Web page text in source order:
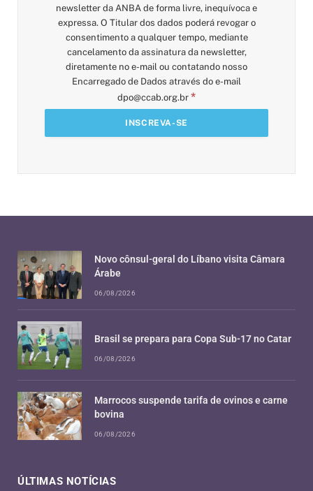
newsletter da ANBA de forma livre, inequívoca e
expressa. O Titular dos dados poderá revogar o
consentimento a qualquer tempo, mediante
cancelamento da assinatura da newsletter,
diretamente no e-mail ou contatando nosso
Encarregado de Dados através do e-mail
dpo@ccab.org.br *
ÚLTIMAS NOTÍCIAS
Novo cônsul-geral do Líbano visita Câmara
Árabe
06/08/2026
Brasil se prepara para Copa Sub-17 no Catar
06/08/2026
Marrocos suspende tarifa de ovinos e carne
bovina
06/08/2026